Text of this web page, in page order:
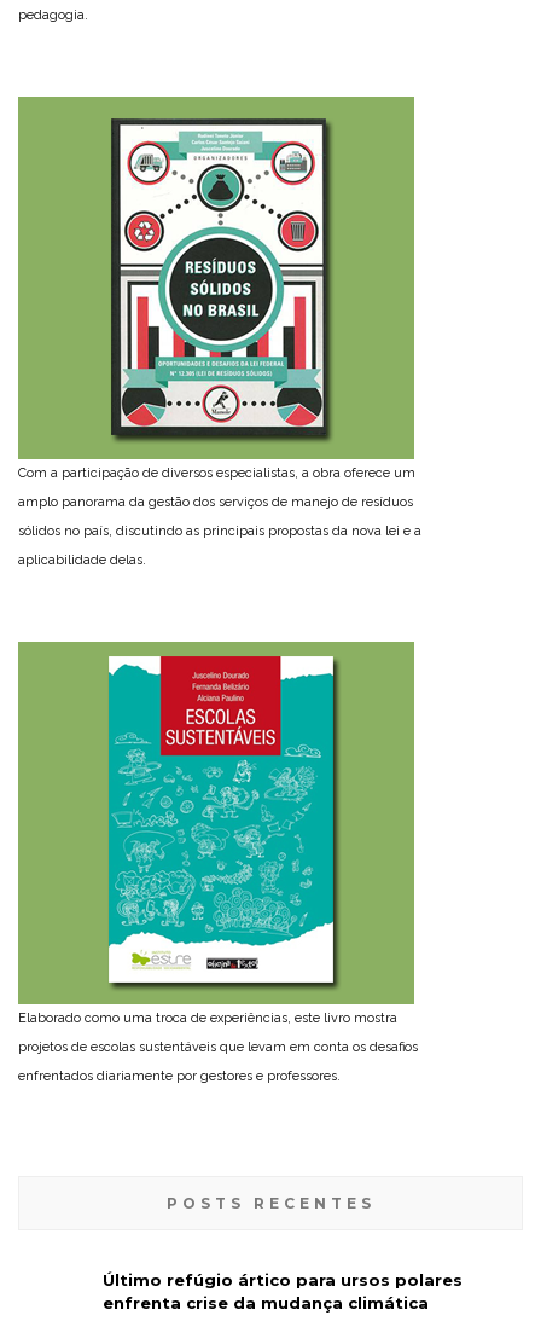
pedagogia.
Com a participação de diversos especialistas, a obra oferece um
amplo panorama da gestão dos serviços de manejo de resíduos
sólidos no país, discutindo as principais propostas da nova lei e a
aplicabilidade delas.
Elaborado como uma troca de experiências, este livro mostra
projetos de escolas sustentáveis que levam em conta os desafios
enfrentados diariamente por gestores e professores.
POSTS RECENTES
Último refúgio ártico para ursos polares
enfrenta crise da mudança climática